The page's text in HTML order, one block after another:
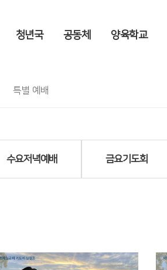
청년국 공동체 양육학교
특별 예배
수요저녁예배 금요기도회